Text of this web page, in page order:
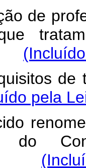
de
que
de
pela
do